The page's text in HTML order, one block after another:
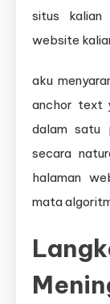
situs kalian
website
aku
anchor text
dalam satu
secara
halaman
mata